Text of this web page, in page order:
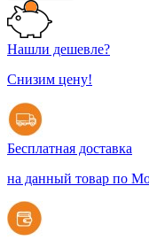
Нашли дешевле?
Снизим цену!
Бесплатная доставка
на данный товар по